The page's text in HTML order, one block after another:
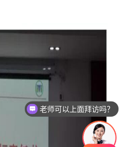
老师可以上面拜访吗？